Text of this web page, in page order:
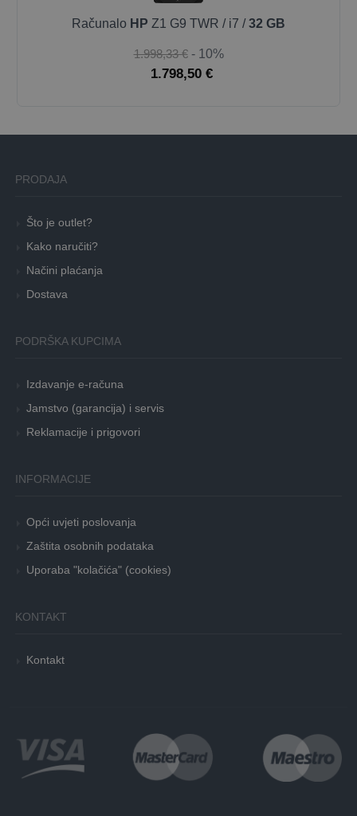
Računalo HP Z1 G9 TWR / i7 /32 GB
1.998,33 € - 10%
1.798,50 €
PRODAJA
Što je outlet?
Kako naručiti?
Načini plaćanja
Dostava
PODRŠKA KUPCIMA
Izdavanje e-računa
Jamstvo (garancija) i servis
Reklamacije i prigovori
INFORMACIJE
Opći uvjeti poslovanja
Zaštita osobnih podataka
Uporaba "kolačića" (cookies)
KONTAKT
Kontakt